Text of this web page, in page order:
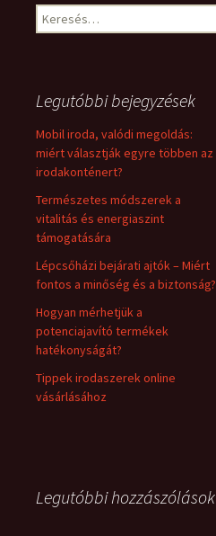
Keresés:
Legutóbbi bejegyzések
Mobil iroda, valódi megoldás:
miért választják egyre többen az
irodakonténert?
Természetes módszerek a
vitalitás és energiaszint
támogatására
Lépcsőházi bejárati ajtók – Miért
fontos a minőség és a biztonság?
Hogyan mérhetjük a
potenciajavító termékek
hatékonyságát?
Tippek irodaszerek online
vásárlásához
Legutóbbi hozzászólások